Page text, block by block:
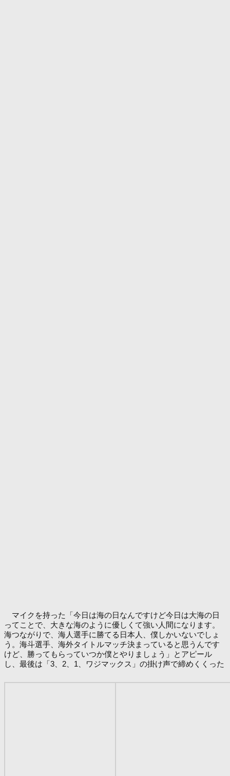
マイクを持った「今日は海の日なんですけど今日は大海の日
ってことで、大きな海のように優しくて強い人間になります。
海つながりで、海人選手に勝てる日本人、僕しかいないでしょ
う。海斗選手、海外タイトルマッチ決まっていると思うんです
けど、勝ってもらっていつか僕とやりましょう」とアピール
し、最後は「3、2、1、ワジマックス」の掛け声で締めくくった